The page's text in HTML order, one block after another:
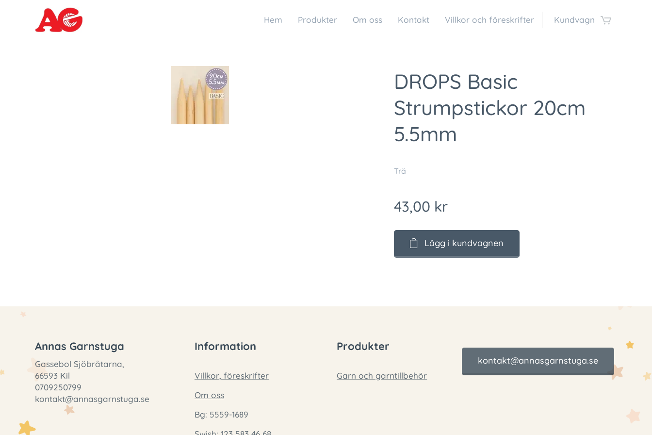
Hem Produkter Om oss Kontakt Villkor och föreskrifter Kundvagn
DROPS Basic
Strumpstickor 20cm
5.5mm
Trä
43,00 kr
Lägg i kundvagnen
Annas Garnstuga
Gassebol Sjöbråtarna,
66593 Kil
0709250799
kontakt@annasgarnstuga.se
Information
Villkor, föreskrifter
Om oss
Bg: 5559-1689
Produkter
Garn och garntillbehör
kontakt@annasgarnstuga.se